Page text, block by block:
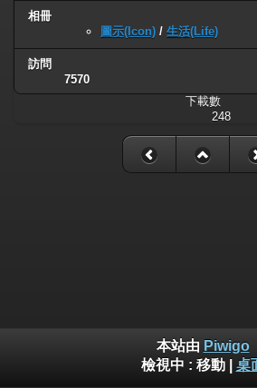
相冊
圖示(Icon) / 生活(Life)
訪問
7570
下載數
248
本站由 Piwigo
檢視中 : 移動| 桌